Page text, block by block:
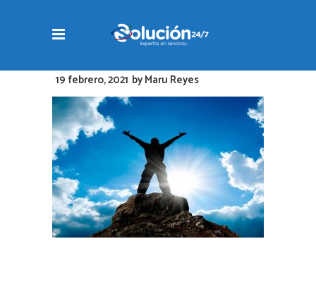
19 febrero, 2021 byMaru Reyes